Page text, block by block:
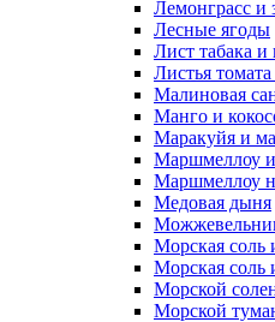
Лемонграсс и
Лесные ягоды
Лист табака и
Листья
Малиновая
Манго и
Маракуйя и
Маршмеллоу
Маршмеллоу
Медовая дыня
Морская соль
Морская соль
Морской
Морской